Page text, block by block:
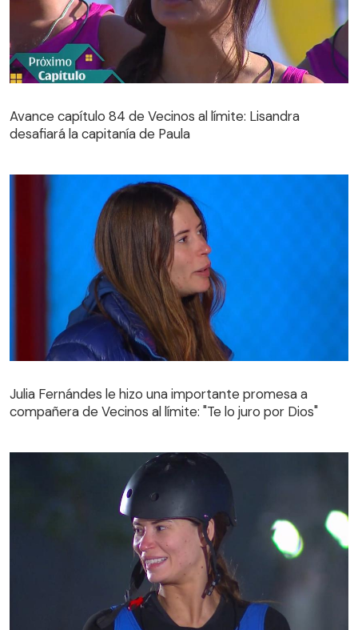
desafiará la capitanía de Paula
Avance capítulo 84 de Vecinos al límite: Lisandra
desafiará la capitanía de Paula
compañera de Vecinos al límite: "Te lo juro por Dios"
Julia Fernándes le hizo una importante promesa a
compañera de Vecinos al límite: "Te lo juro por Dios"